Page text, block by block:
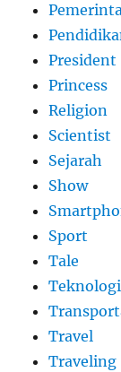
President
Princess
Religion
Scientist
Sejarah
Show
Sport
Tale
Teknologi
Travel
Traveling